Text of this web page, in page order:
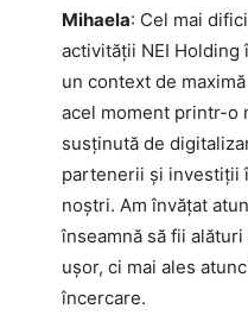
Mihaela: Cel mai
activității NEI
un context de
acel moment printr-o
susținută de
partenerii și investiții
noștri. Am învățat
înseamnă să fii
ușor, ci mai ales
încercare.